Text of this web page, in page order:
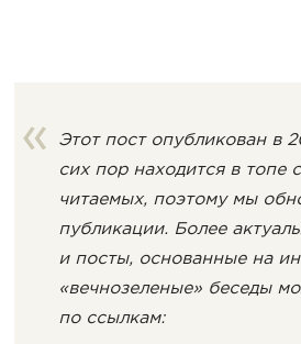
Этот пост опубликован в
сих пор находится в топе
читаемых, поэтому мы
публикации. Более
и посты, основанные на
«вечнозеленые» беседы
по ссылкам: